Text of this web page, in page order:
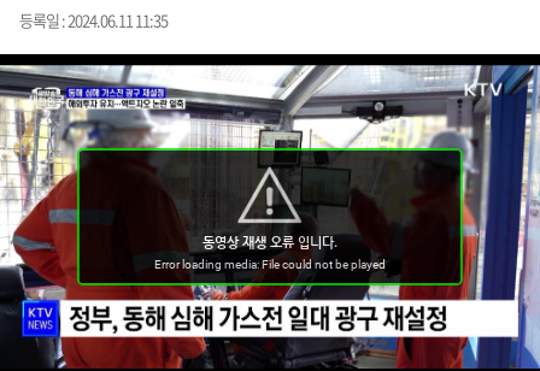
등록일 : 2024.06.11 11:35